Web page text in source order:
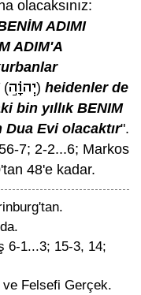
olacaksınız:
ADIMI
ADIM'A
( ) heidenler de
bin yıllık BENIM
Dua Evi olacaktır".
7; 2-2...6; Markos
48'e kadar.
6-1...3; 15-3, 14;
Felsefi Gerçek.